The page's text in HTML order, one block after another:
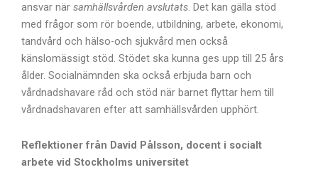
ansvar när samhällsvården avslutats. Det kan gälla stöd
med frågor som rör boende, utbildning, arbete, ekonomi,
tandvård och hälso-och sjukvård men också
känslomässigt stöd. Stödet ska kunna ges upp till 25 års
ålder. Socialnämnden ska också erbjuda barn och
vårdnadshavare råd och stöd när barnet flyttar hem till
vårdnadshavaren efter att samhällsvården upphört.
Reflektioner från David Pålsson, docent i socialt
arbete vid Stockholms universitet